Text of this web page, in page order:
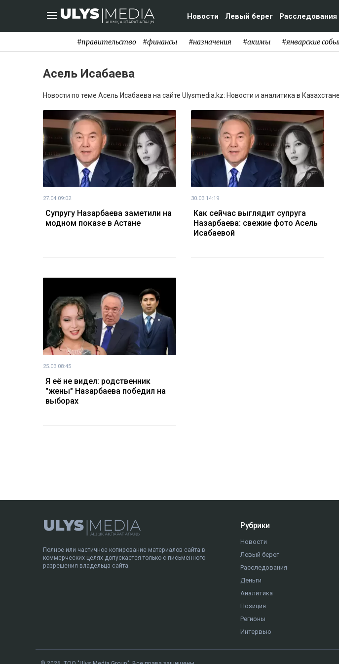
Новости Левый берег Расследования
#правительство #финансы #назначения #акимы #январские
Асель Исабаева
Новости по теме Асель Исабаева на сайте Ulysmedia.kz: Новости и аналитика в Казахстане
27.04 09:02
Супругу Назарбаева заметили на
модном показе в Астане
30.03 14:19
Как сейчас выглядит супруга
Назарбаева: свежие фото Асель
Исабаевой
25.03 08:45
Я её не видел: родственник
"жены" Назарбаева победил на
выборах
Полное или частичное копирование материалов сайта в
коммерческих целях допускается только с письменного
разрешения владельца сайта.
Рубрики
Новости
Левый берег
Расследования
Деньги
Аналитика
Позиция
Регионы
Интервью